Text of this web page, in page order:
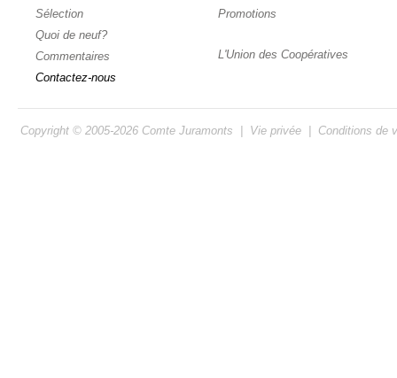
Sélection
Quoi de neuf?
Commentaires
Contactez-nous
Promotions
L'Union des Coopératives
Copyright © 2005-2026 Comte Juramonts Vie privée Conditions de